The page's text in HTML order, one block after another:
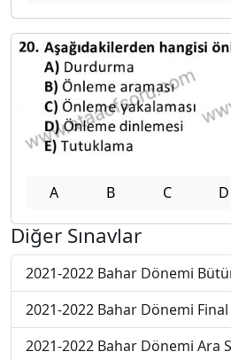
A B C D
Diğer Sınavlar
2021-2022 Bahar Dönemi
2021-2022 Bahar Dönemi Final
2021-2022 Bahar Dönemi Ara